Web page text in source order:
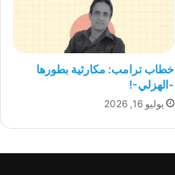
خطاب ترامب: مكارثية بطورها
-الهزلي-!
يوليو 16, 2026